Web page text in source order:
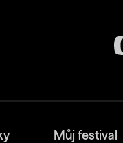
Můj festival